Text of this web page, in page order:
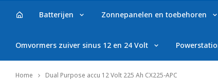
Batterijen Zonnepanelen en toebehoren
Omvormers zuiver sinus 12 en 24 Volt
Home Dual Purpose accu 12 Volt 225 Ah CX225-APC